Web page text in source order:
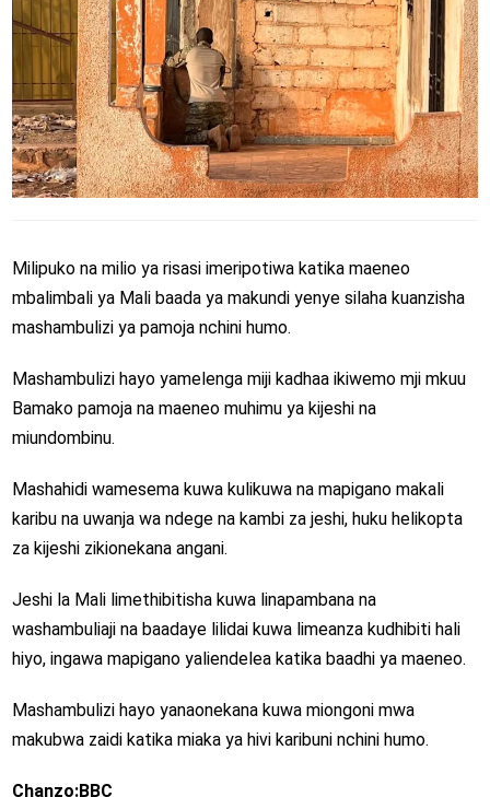
Milipuko na milio ya risasi imeripotiwa katika maeneo
mbalimbali ya Mali baada ya makundi yenye silaha kuanzisha
mashambulizi ya pamoja nchini humo.
Mashambulizi hayo yamelenga miji kadhaa ikiwemo mji mkuu
Bamako pamoja na maeneo muhimu ya kijeshi na
miundombinu.
Mashahidi wamesema kuwa kulikuwa na mapigano makali
karibu na uwanja wa ndege na kambi za jeshi, huku helikopta
za kijeshi zikionekana angani.
Jeshi la Mali limethibitisha kuwa linapambana na
washambuliaji na baadaye lilidai kuwa limeanza kudhibiti hali
hiyo, ingawa mapigano yaliendelea katika baadhi ya maeneo.
Mashambulizi hayo yanaonekana kuwa miongoni mwa
makubwa zaidi katika miaka ya hivi karibuni nchini humo.
Chanzo:BBC